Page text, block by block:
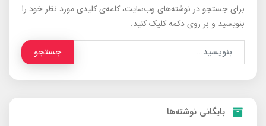
برای جستجو در نوشته‌های وب‌سایت، کلمه‌ی کلیدی مورد نظر خود را
بنویسید و بر روی دکمه کلیک کنید.
جستجو
بایگانی نوشته‌ها